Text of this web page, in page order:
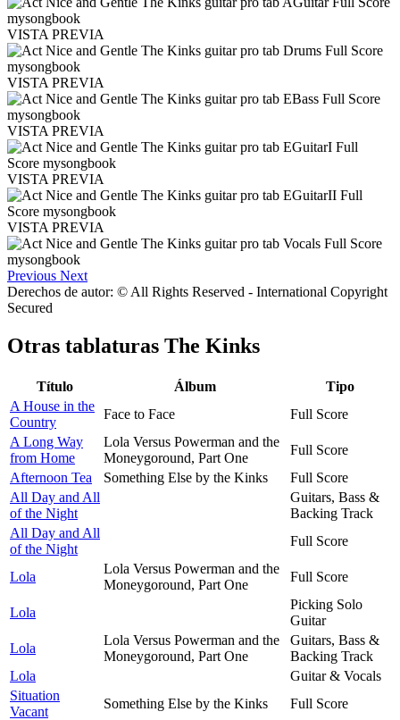
VISTA PREVIA
VISTA PREVIA
VISTA PREVIA
VISTA PREVIA
VISTA PREVIA
Previous Next
Derechos de autor: © All Rights Reserved - International Copyright
Secured
Otras tablaturas The Kinks
Título Álbum
Tipo
A House in the
Country
Face to Face
Full Score
A Long Way
from Home
Lola Versus Powerman and the
Moneygoround, Part One
Full Score
Afternoon Tea
Something Else by the Kinks
Full Score
All Day and All
of the Night
Guitars, Bass &
Backing Track
All Day and All
of the Night
Full Score
Lola
Lola Versus Powerman and the
Moneygoround, Part One
Full Score
Lola
Picking Solo
Guitar
Lola
Lola Versus Powerman and the
Moneygoround, Part One
Guitars, Bass &
Backing Track
Lola
Guitar & Vocals
Situation
Vacant
Something Else by the Kinks
Full Score